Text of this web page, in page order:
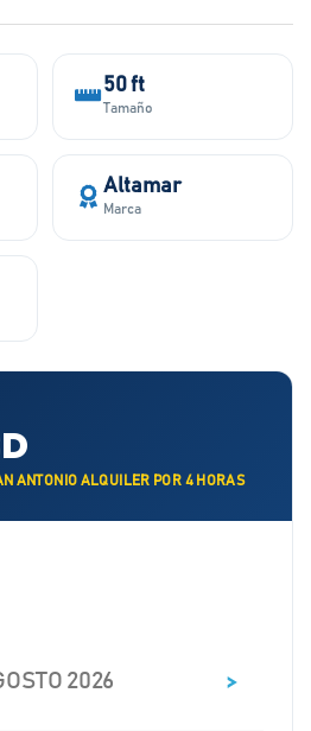
50 ft
Tamaño
Altamar
Marca
ANTONIO ALQUILER POR 4 HORAS
2026 >